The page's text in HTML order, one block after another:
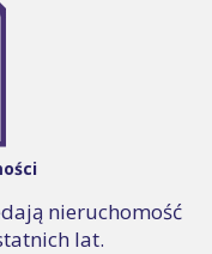
nieruchomość
lat.